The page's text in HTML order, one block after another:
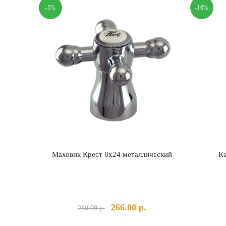
-5%
Маховик Крест 8х24 металлический
280.00р.
Первоначальная
266.00 р.
-10%